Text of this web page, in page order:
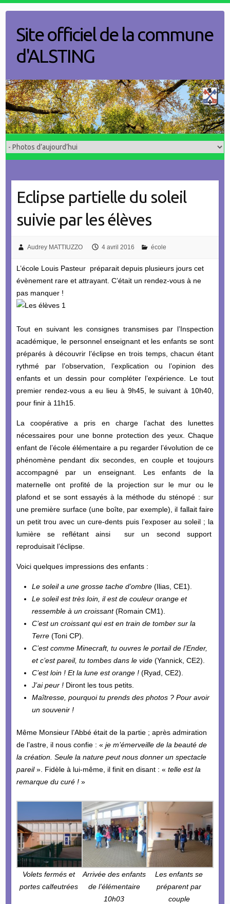
contentSite officiel de la commune
d'ALSTING
Eclipse partielle du soleil
suivie par les élèves
Audrey MATTIUZZO 4 avril 2016 école
L’école Louis Pasteur préparait depuis plusieurs jours cet
évènement rare et attrayant. C’était un rendez-vous à ne
pas manquer !
Tout en suivant les consignes transmises par l’Inspection
académique, le personnel enseignant et les enfants se sont
préparés à découvrir l’éclipse en trois temps, chacun étant
rythmé par l’observation, l’explication ou l’opinion des
enfants et un dessin pour compléter l’expérience. Le tout
premier rendez-vous a eu lieu à 9h45, le suivant à 10h40,
pour finir à 11h15.
La coopérative a pris en charge l’achat des lunettes
nécessaires pour une bonne protection des yeux. Chaque
enfant de l’école élémentaire a pu regarder l’évolution de ce
phénomène pendant dix secondes, en couple et toujours
accompagné par un enseignant. Les enfants de la
maternelle ont profité de la projection sur le mur ou le
plafond et se sont essayés à la méthode du sténopé : sur
une première surface (une boîte, par exemple), il fallait faire
un petit trou avec un cure-dents puis l’exposer au soleil ; la
lumière se reflétant ainsi sur un second support
reproduisait l’éclipse.
Voici quelques impressions des enfants :
Le soleil a une grosse tache d’ombre(Ilias, CE1).
Le soleil est très loin, il est de couleur orange et
ressemble à un croissant(Romain CM1).
C’est un croissant qui est en train de tomber sur la
Terre(Toni CP).
C’est comme Minecraft, tu ouvres le portail de l’Ender,
et c’est pareil, tu tombes dans le vide(Yannick, CE2).
C’est loin ! Et la lune est orange !(Ryad, CE2).
J’ai peur !Diront les tous petits.
Maîtresse, pourquoi tu prends des photos ? Pour avoir
un souvenir !
Même Monsieur l’Abbé était de la partie ; après admiration
de l’astre, il nous confie : « je m’émerveille de la beauté de
la création. Seule la nature peut nous donner un spectacle
pareil». Fidèle à lui-même, il finit en disant : « telle est la
remarque du curé ! »
Volets fermés et
portes calfeutrées
Arrivée des enfants
de l’élémentaire
10h03
Les enfants se
préparent par
couple